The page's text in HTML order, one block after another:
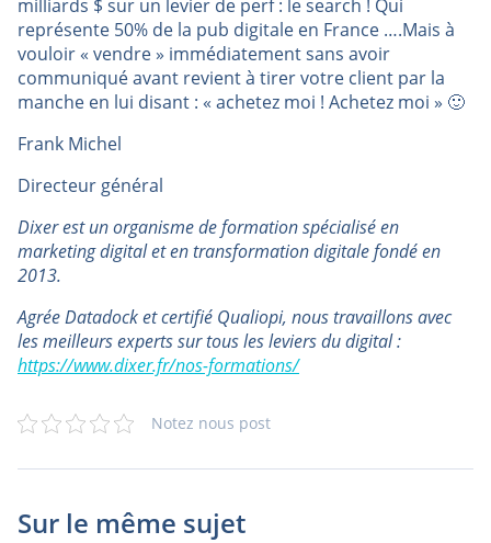
milliards $ sur un levier de perf : le search ! Qui
représente 50% de la pub digitale en France ….Mais à
vouloir « vendre » immédiatement sans avoir
communiqué avant revient à tirer votre client par la
manche en lui disant : « achetez moi ! Achetez moi » 🙂
Frank Michel
Directeur général
Dixer est un organisme de formation spécialisé en
marketing digital et en transformation digitale fondé en
2013.
Agrée Datadock et certifié Qualiopi, nous travaillons avec
les meilleurs experts sur tous les leviers du digital :
https://www.dixer.fr/nos-formations/
Notez nous post
Sur le même sujet